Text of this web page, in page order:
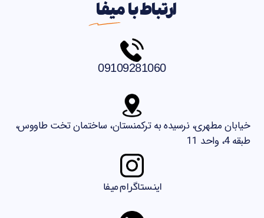
ارتباط بامیفا
09109281060
خیابان مطهری، نرسیده به ترکمنستان، ساختمان تخت طاووس،
طبقه 4، واحد 11
اینستاگرام میفا